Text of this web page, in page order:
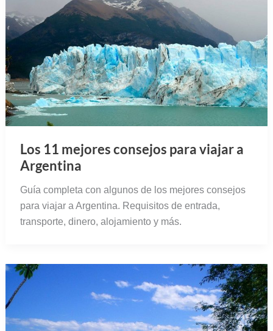
Los 11 mejores consejos para viajar a
Argentina
Guía completa con algunos de los mejores consejos
para viajar a Argentina. Requisitos de entrada,
transporte, dinero, alojamiento y más.